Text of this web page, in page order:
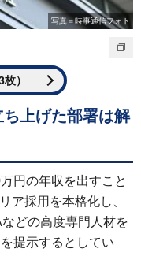
写真＝時事通信フォト
）
上げた部署は解
円の年収を出すこと
ア採用を本格化し、
どの高度専門人材を
提示するとしてい